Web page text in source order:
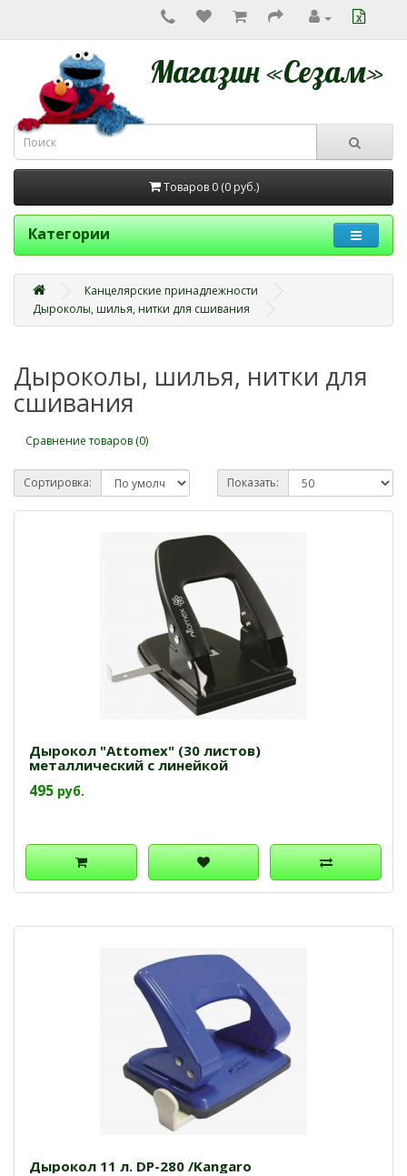
Магазин «Сезам»
Товаров 0 (0 руб.)
Категории
Канцелярские принадлежности
Дыроколы, шилья, нитки для сшивания
Дыроколы, шилья, нитки для
сшивания
Сравнение товаров (0)
Сортировка: Показать:
Дырокол "Attomex" (30 листов)
металлический с линейкой
495 руб.
Дырокол 11 л. DP-280 /Kangaro